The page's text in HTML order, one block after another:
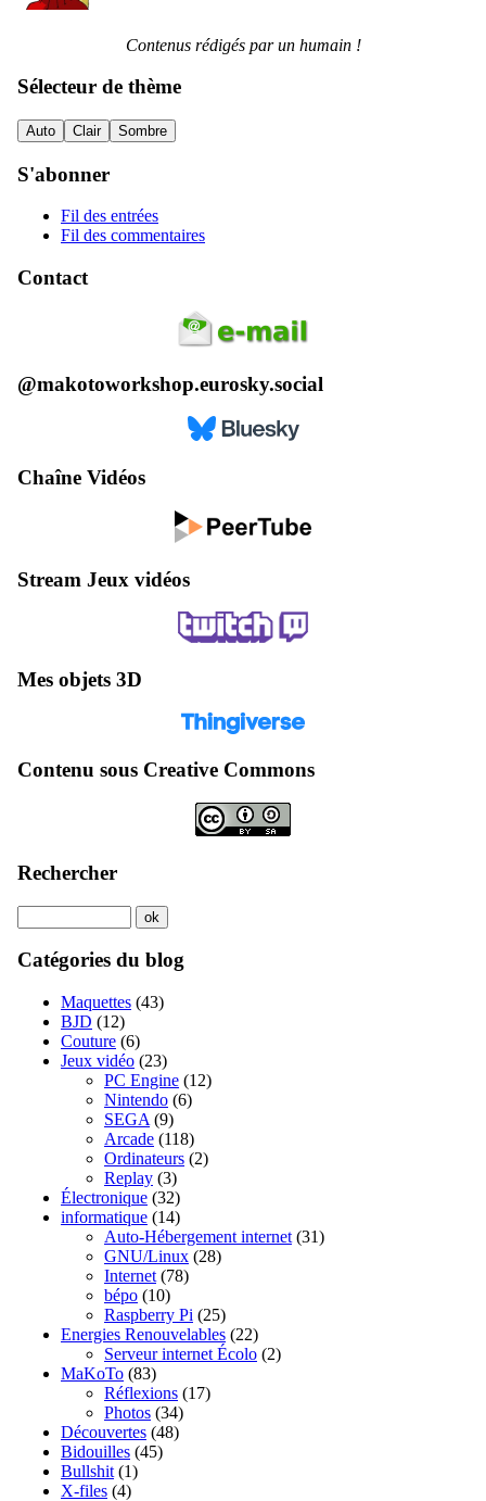
Contenus rédigés par un humain !
Sélecteur de thème
Auto Clair Sombre
S'abonner
Fil des entrées
Fil des commentaires
Contact
@makotoworkshop.eurosky.social
Chaîne Vidéos
Stream Jeux vidéos
Mes objets 3D
Contenu sous Creative Commons
Rechercher
Catégories du blog
Maquettes (43)
BJD (12)
Couture (6)
Jeux vidéo (23)
PC Engine (12)
Nintendo (6)
SEGA (9)
Arcade (118)
Ordinateurs (2)
Replay (3)
Électronique (32)
informatique (14)
Auto-Hébergement internet (31)
GNU/Linux (28)
Internet (78)
bépo (10)
Raspberry Pi (25)
Energies Renouvelables (22)
Serveur internet Écolo (2)
MaKoTo (83)
Réflexions (17)
Photos (34)
Découvertes (48)
Bidouilles (45)
Bullshit (1)
X-files (4)